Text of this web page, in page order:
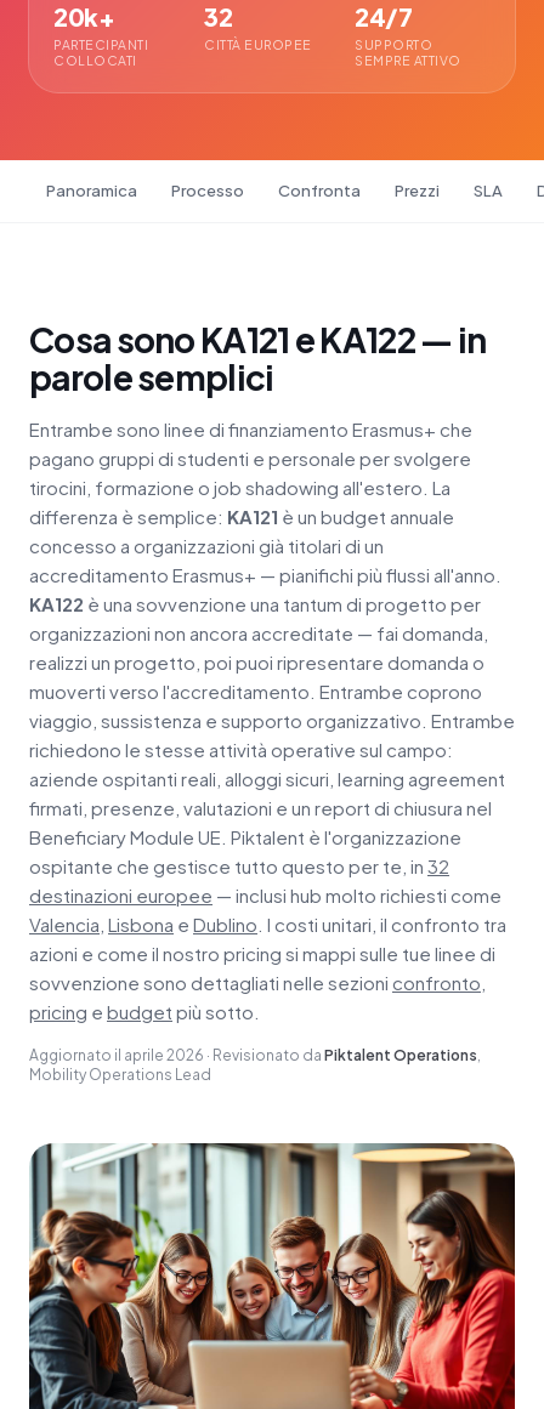
20k+
PARTECIPANTI
COLLOCATI
32
CITTÀ EUROPEE
24/7
SUPPORTO
SEMPRE ATTIVO
Panoramica Processo Confronta Prezzi SLA
Cosa sono KA121 e KA122 — in
parole semplici
Entrambe sono linee di finanziamento Erasmus+ che
pagano gruppi di studenti e personale per svolgere
tirocini, formazione o job shadowing all'estero. La
differenza è semplice: KA121 è un budget annuale
concesso a organizzazioni già titolari di un
accreditamento Erasmus+ — pianifichi più flussi all'anno.
KA122 è una sovvenzione una tantum di progetto per
organizzazioni non ancora accreditate — fai domanda,
realizzi un progetto, poi puoi ripresentare domanda o
muoverti verso l'accreditamento. Entrambe coprono
viaggio, sussistenza e supporto organizzativo. Entrambe
richiedono le stesse attività operative sul campo:
aziende ospitanti reali, alloggi sicuri, learning agreement
firmati, presenze, valutazioni e un report di chiusura nel
Beneficiary Module UE. Piktalent è l'organizzazione
ospitante che gestisce tutto questo per te, in 32
destinazioni europee — inclusi hub molto richiesti come
Valencia Lisbona e Dublino . I costi unitari, il confronto tra
azioni e come il nostro pricing si mappi sulle tue linee di
sovvenzione sono dettagliati nelle sezioni confronto
pricing e budget più sotto.
Aggiornato il aprile 2026 · Revisionato da Piktalent Operations,
Mobility Operations Lead